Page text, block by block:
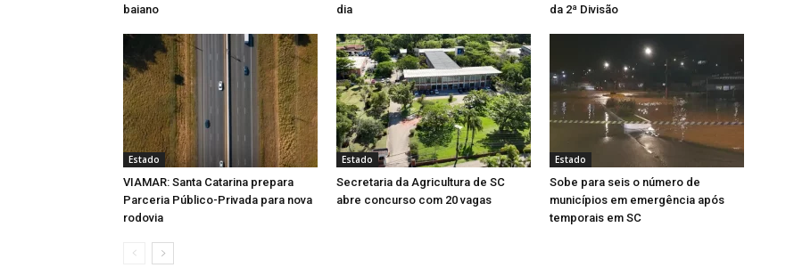
baiano
dia
da 2ª Divisão
Estado
VIAMAR: Santa Catarina prepara
Parceria Público-Privada para nova
rodovia
Estado
Secretaria da Agricultura de SC
abre concurso com 20 vagas
Estado
Sobe para seis o número de
municípios em emergência após
temporais em SC